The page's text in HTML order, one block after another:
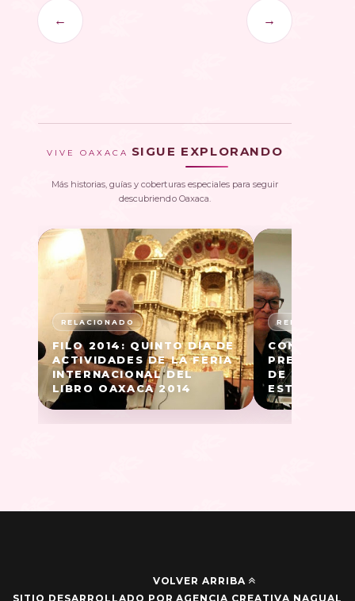
← →
VIVE OAXACA SIGUE EXPLORANDO
Más historias, guías y coberturas especiales para seguir
descubriendo Oaxaca.
FILO 2014: QUINTO DÍA DE
ACTIVIDADES DE LA FERIA
INTERNACIONAL DEL
LIBRO OAXACA 2014
PREMIO
DE
ESTRADA"
VOLVER ARRIBA
SITIO DESARROLLADO POR AGENCIA CREATIVA NAGUAL